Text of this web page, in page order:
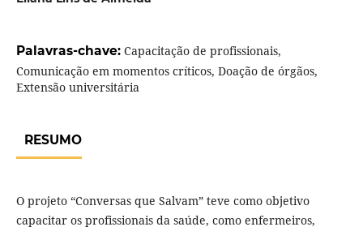
Palavras-chave: Capacitação de profissionais,
Comunicação em momentos críticos, Doação de órgãos,
Extensão universitária
RESUMO
O projeto “Conversas que Salvam” teve como objetivo
capacitar os profissionais da saúde, como enfermeiros,